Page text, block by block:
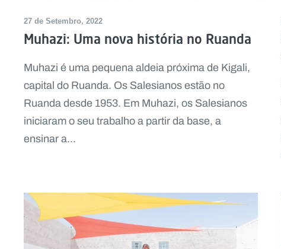
27 de Setembro, 2022
Muhazi: Uma nova história no Ruanda
Muhazi é uma pequena aldeia próxima de Kigali,
capital do Ruanda. Os Salesianos estão no
Ruanda desde 1953. Em Muhazi, os Salesianos
iniciaram o seu trabalho a partir da base, a
ensinar a...